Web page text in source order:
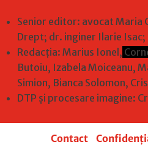
Senior editor: avocat Maria
Drept; dr. inginer Ilarie
Redacţia: Marius Ionel,
Butoiu, Izabela Moiceanu,
Simion, Bianca Solomon,
DTP și procesare imagine:
Contact|